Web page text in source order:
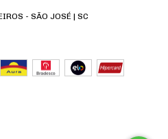
- SÃO JOSÉ | SC